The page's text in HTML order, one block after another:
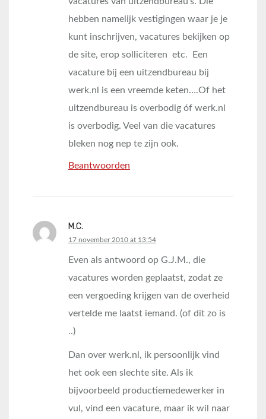
hebben namelijk vestigingen waar je je
kunt inschrijven, vacatures bekijken op
de site, erop solliciteren etc. Een
vacature bij een uitzendbureau bij
werk.nl is een vreemde keten….Of het
uitzendbureau is overbodig óf werk.nl
is overbodig. Veel van die vacatures
bleken nog nep te zijn ook.
Beantwoorden
M.C.
says:
17 november 2010 at 13:54
Even als antwoord op G.J.M., die
vacatures worden geplaatst, zodat ze
een vergoeding krijgen van de overheid
vertelde me laatst iemand. (of dit zo is
..)
Dan over werk.nl, ik persoonlijk vind
het ook een slechte site. Als ik
bijvoorbeeld productiemedewerker in
vul, vind een vacature, maar ik wil naar